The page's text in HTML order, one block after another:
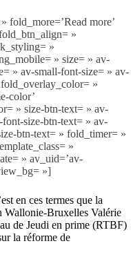
fold_more=’Read more’
»
»
» size= » av-
» av-small-font-size= » av-
»
color’
» size-btn-text= » av-
size-btn-text= » av-
btn-text= » fold_timer= »
»
» av_uid=’av-
»]
en ces termes que la
Wallonie-Bruxelles Valérie
de Jeudi en prime (RTBF)
la réforme de